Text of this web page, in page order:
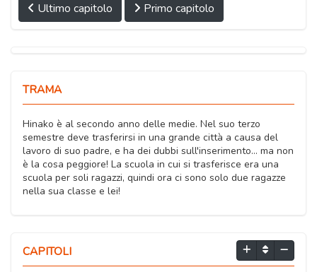
Ultimo capitolo
Primo capitolo
TRAMA
Hinako è al secondo anno delle medie. Nel suo terzo
semestre deve trasferirsi in una grande città a causa del
lavoro di suo padre, e ha dei dubbi sull'inserimento... ma non
è la cosa peggiore! La scuola in cui si trasferisce era una
scuola per soli ragazzi, quindi ora ci sono solo due ragazze
nella sua classe e lei!
CAPITOLI